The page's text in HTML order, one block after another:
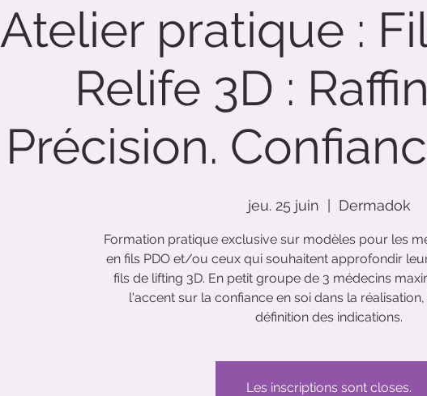
Atelier pratique :
Relife 3D :
Précision.
jeu. 25 juin
  |
Dermadok
Formation pratique exclusive sur modèles pour les
en fils PDO et/ou ceux qui souhaitent approfondir
fils de lifting 3D. En petit groupe de 3 médecins
l'accent sur la confiance en soi dans la
définition des indications.
Les inscriptions sont closes.